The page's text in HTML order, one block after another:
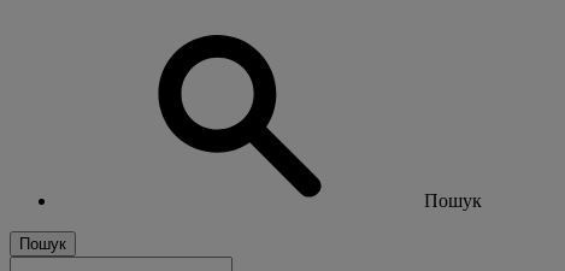
Пошук
Пошук